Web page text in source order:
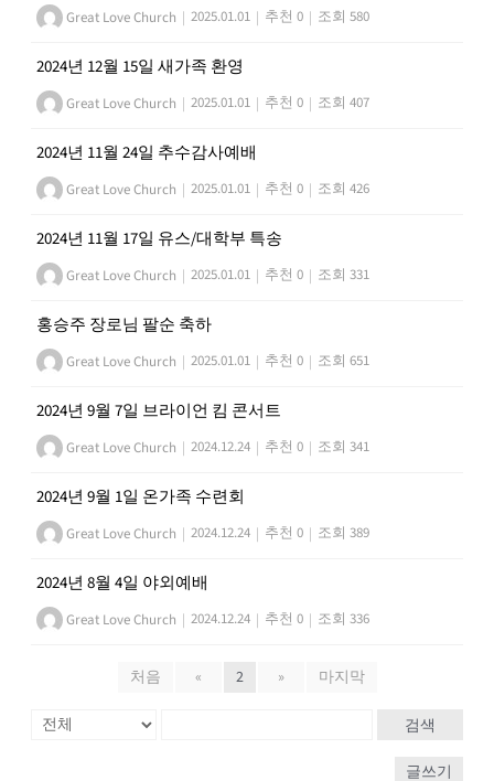
Great Love Church | 2025.01.01 | 추천 0 | 조회 580
2024년 12월 15일 새가족 환영
Great Love Church | 2025.01.01 | 추천 0 | 조회 407
2024년 11월 24일 추수감사예배
Great Love Church | 2025.01.01 | 추천 0 | 조회 426
2024년 11월 17일 유스/대학부 특송
Great Love Church | 2025.01.01 | 추천 0 | 조회 331
홍승주 장로님 팔순 축하
Great Love Church | 2025.01.01 | 추천 0 | 조회 651
2024년 9월 7일 브라이언 킴 콘서트
Great Love Church | 2024.12.24 | 추천 0 | 조회 341
2024년 9월 1일 온가족 수련회
Great Love Church | 2024.12.24 | 추천 0 | 조회 389
2024년 8월 4일 야외예배
Great Love Church | 2024.12.24 | 추천 0 | 조회 336
처음 « 2 » 마지막
검색
글쓰기